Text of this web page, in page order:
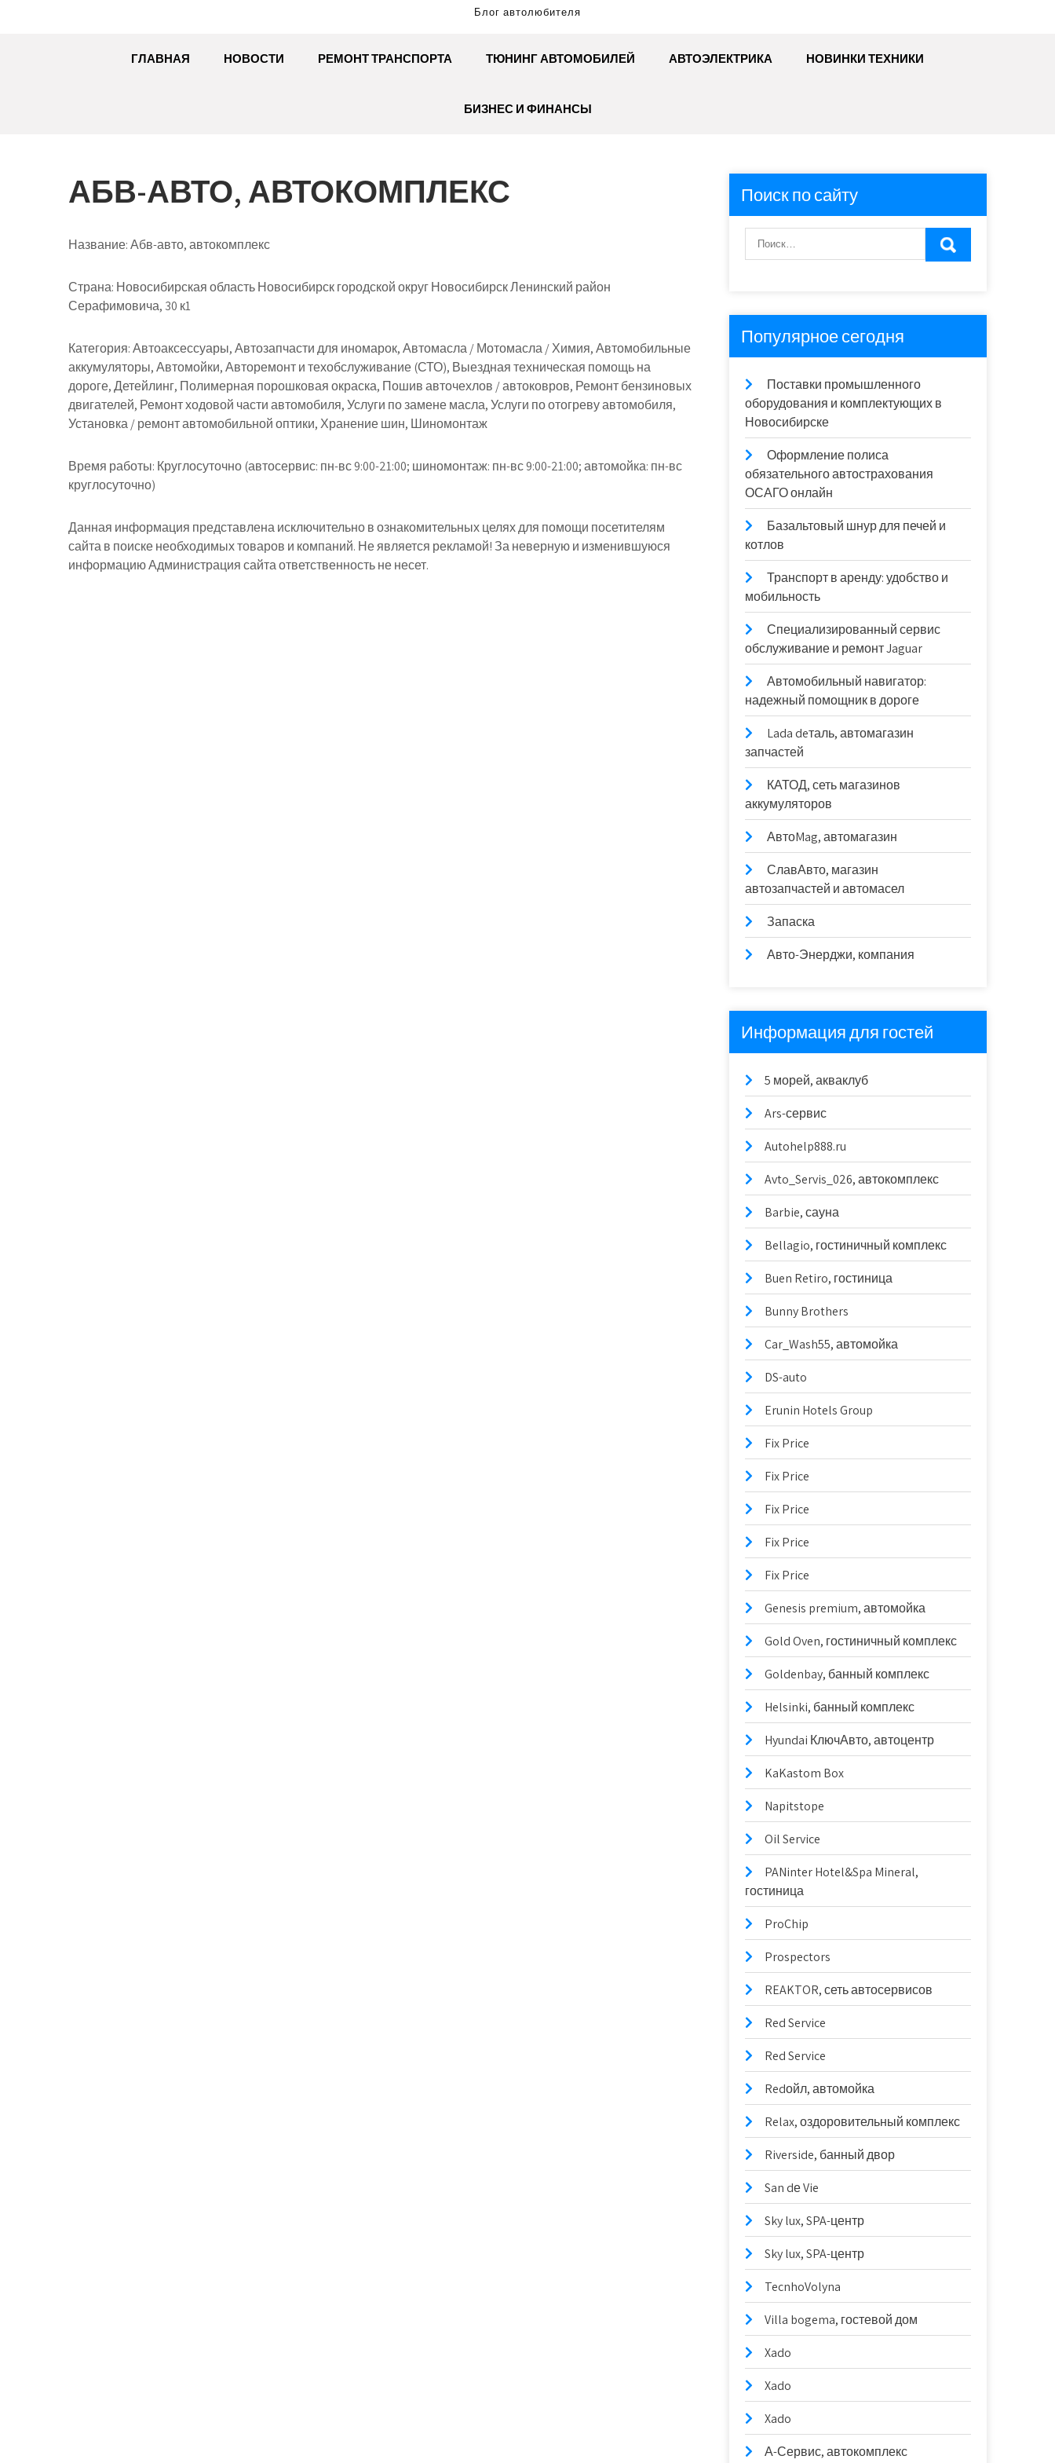
Блог автолюбителя
ГЛАВНАЯ НОВОСТИ РЕМОНТ ТРАНСПОРТА ТЮНИНГ АВТОМОБИЛЕЙ АВТОЭЛЕКТРИКА НОВИНКИ ТЕХНИКИ
БИЗНЕС И ФИНАНСЫ
АБВ-АВТО, АВТОКОМПЛЕКС
Название:Абв-авто, автокомплекс
Страна: Новосибирская область Новосибирск городской округ Новосибирск Ленинский район
Серафимовича, 30 к1
Категория:Автоаксессуары, Автозапчасти для иномарок, Автомасла / Мотомасла / Химия, Автомобильные
аккумуляторы, Автомойки, Авторемонт и техобслуживание (СТО), Выездная техническая помощь на
дороге, Детейлинг, Полимерная порошковая окраска, Пошив авточехлов / автоковров, Ремонт бензиновых
двигателей, Ремонт ходовой части автомобиля, Услуги по замене масла, Услуги по отогреву автомобиля,
Установка / ремонт автомобильной оптики, Хранение шин, Шиномонтаж
Время работы: Круглосуточно (автосервис: пн-вс 9:00-21:00; шиномонтаж: пн-вс 9:00-21:00; автомойка: пн-вс
круглосуточно)
Данная информация представлена исключительно в ознакомительных целях для помощи посетителям
сайта в поиске необходимых товаров и компаний. Не является рекламой! За неверную и изменившуюся
информацию Администрация сайта ответственность не несет.
Поиск по сайту
Популярное сегодня
Поставки промышленного
оборудования и комплектующих в
Новосибирске
Оформление полиса
обязательного автострахования
ОСАГО онлайн
Базальтовый шнур для печей и
котлов
Транспорт в аренду: удобство и
мобильность
Специализированный сервис
обслуживание и ремонт Jaguar
Автомобильный навигатор:
надежный помощник в дороге
Lada deталь, автомагазин
запчастей
КАТОД, сеть магазинов
аккумуляторов
АвтоMag, автомагазин
СлавАвто, магазин
автозапчастей и автомасел
Запаска
Авто-Энерджи, компания
Информация для гостей
5 морей, акваклуб
Ars-сервис
Autohelp888.ru
Avto_Servis_026, автокомплекс
Barbie, сауна
Bellagio, гостиничный комплекс
Buen Retiro, гостиница
Bunny Brothers
Car_Wash55, автомойка
DS-auto
Erunin Hotels Group
Fix Price
Fix Price
Fix Price
Fix Price
Fix Price
Genesis premium, автомойка
Gold Oven, гостиничный комплекс
Goldenbay, банный комплекс
Helsinki, банный комплекс
Hyundai КлючАвто, автоцентр
KaKastom Box
Napitstope
Oil Service
PANinter Hotel&Spa Mineral,
гостиница
ProChip
Prospectors
REAKTOR, сеть автосервисов
Red Service
Red Service
Redойл, автомойка
Relax, оздоровительный комплекс
Riverside, банный двор
San dе Vie
Sky lux, SPA-центр
Sky lux, SPA-центр
TecnhoVolyna
Villa bogema, гостевой дом
Xado
Xado
Xado
А-Сервис, автокомплекс